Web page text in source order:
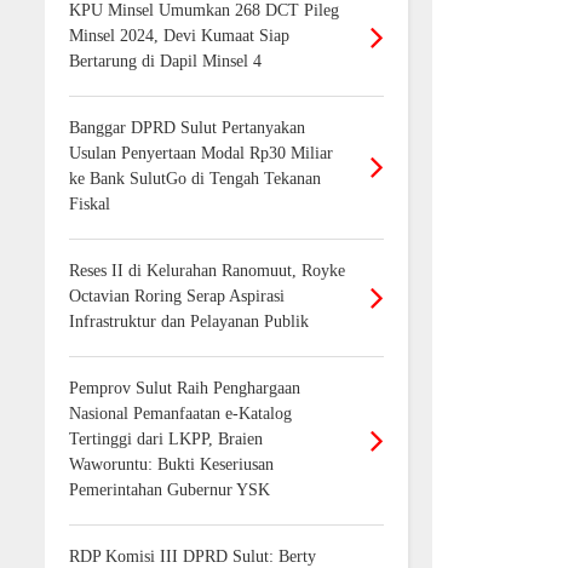
KPU Minsel Umumkan 268 DCT Pileg
Minsel 2024, Devi Kumaat Siap
Bertarung di Dapil Minsel 4
Banggar DPRD Sulut Pertanyakan
Usulan Penyertaan Modal Rp30 Miliar
ke Bank SulutGo di Tengah Tekanan
Fiskal
Reses II di Kelurahan Ranomuut, Royke
Octavian Roring Serap Aspirasi
Infrastruktur dan Pelayanan Publik
Pemprov Sulut Raih Penghargaan
Nasional Pemanfaatan e-Katalog
Tertinggi dari LKPP, Braien
Waworuntu: Bukti Keseriusan
Pemerintahan Gubernur YSK
RDP Komisi III DPRD Sulut: Berty